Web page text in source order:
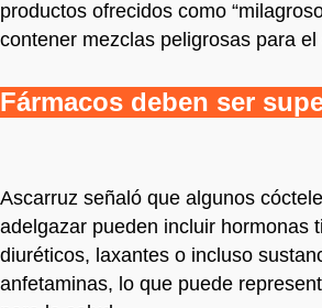
productos ofrecidos como
contener mezclas peligrosas para el
Fármacos deben ser
Ascarruz señaló que algunos
adelgazar pueden incluir hormonas
diuréticos, laxantes o incluso
anfetaminas, lo que puede